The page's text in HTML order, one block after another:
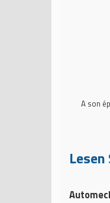
A son
Lesen